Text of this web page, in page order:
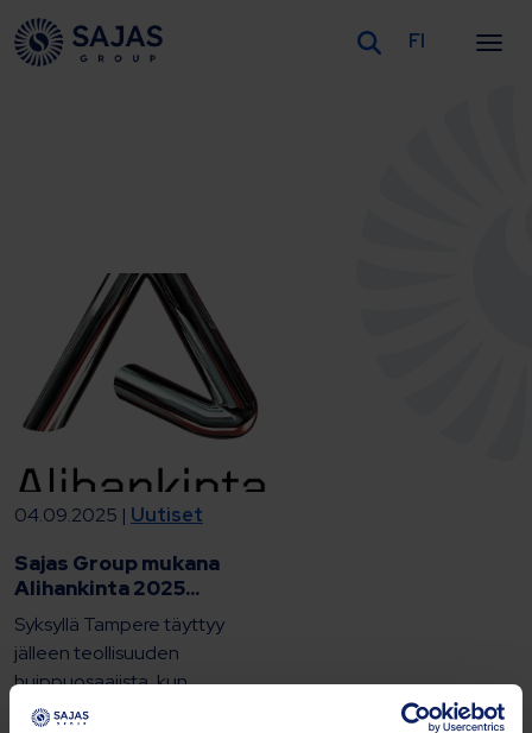
Siirry sisältöön
FI
04.09.2025 | Uutiset
Sajas Group mukana
Alihankinta 2025...
Syksyllä Tampere täyttyy
jälleen teollisuuden
huippuosaajista, kun
Alihankinta 2025 kokoaa